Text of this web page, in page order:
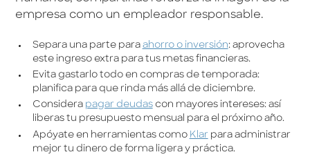
empresa como un empleador responsable.
Separa una parte para ahorro o inversión: aprovecha
este ingreso extra para tus metas financieras.
Evita gastarlo todo en compras de temporada:
planifica para que rinda más allá de diciembre.
Considera pagar deudascon mayores intereses: así
liberas tu presupuesto mensual para el próximo año.
Apóyate en herramientas como Klar para administrar
mejor tu dinero de forma ligera y práctica.